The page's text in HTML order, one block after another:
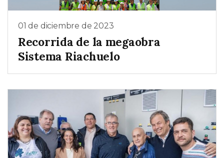
01 de diciembre de 2023
Recorrida de la megaobra
Sistema Riachuelo